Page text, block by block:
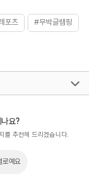
포츠 #무박글램핑
요?
를 추천해 드리겠습니다.
로예요